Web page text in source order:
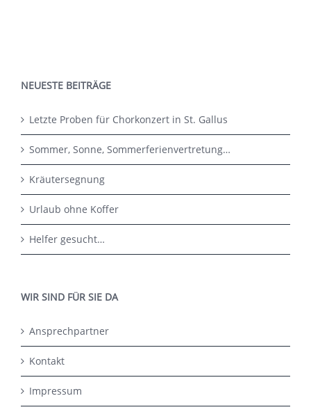
NEUESTE BEITRÄGE
Letzte Proben für Chorkonzert in St. Gallus
Sommer, Sonne, Sommerferienvertretung…
Kräutersegnung
Urlaub ohne Koffer
Helfer gesucht…
WIR SIND FÜR SIE DA
Ansprechpartner
Kontakt
Impressum